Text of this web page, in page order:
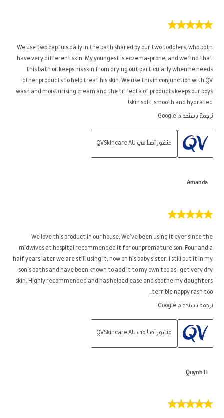
5
5
نجوم.
We use two capfuls daily in the bath shared by our two toddlers, who both
have very different skin. My youngest is eczema-prone, and we find that
this bath oil keeps his skin from drying out particularly when he needs
other products to help treat his skin. We use this in conjunction with QV
wash and moisturising cream and the trifecta of products keeps our boys
skin soft, smooth and hydrated!
ترجمة باستخدام Google
منشور أصلاً في QVSkincare AU
5
5
نجوم.
Amanda
We love this product in our house. We’ve been using it ever since the
midwives at hospital recommended it for our premature son. Four and a
half years later we are still using it, now on his baby sister. I still put it in my
son’s baths and have been known to add it to my own too as I get very dry
skin. Highly recommended and has helped ease and soothe my daughters
terrible nappy rash too.
ترجمة باستخدام Google
منشور أصلاً في QVSkincare AU
5
Quynh H